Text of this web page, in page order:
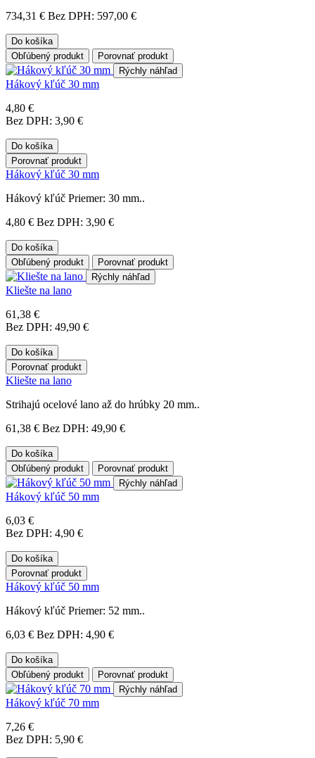
734,31 € Bez DPH: 597,00 €
Do košíka
Obľúbený produkt
Porovnať produkt
Rýchly náhľad
Hákový kľúč 30 mm
4,80 €
Bez DPH: 3,90 €
Do košíka
Porovnať produkt
Hákový kľúč 30 mm
Hákový kľúč Priemer: 30 mm..
4,80 € Bez DPH: 3,90 €
Do košíka
Obľúbený produkt
Porovnať produkt
Rýchly náhľad
Kliešte na lano
61,38 €
Bez DPH: 49,90 €
Do košíka
Porovnať produkt
Kliešte na lano
Strihajú ocelové lano až do hrúbky 20 mm..
61,38 € Bez DPH: 49,90 €
Do košíka
Obľúbený produkt
Porovnať produkt
Rýchly náhľad
Hákový kľúč 50 mm
6,03 €
Bez DPH: 4,90 €
Do košíka
Porovnať produkt
Hákový kľúč 50 mm
Hákový kľúč Priemer: 52 mm..
6,03 € Bez DPH: 4,90 €
Do košíka
Obľúbený produkt
Porovnať produkt
Rýchly náhľad
Hákový kľúč 70 mm
7,26 €
Bez DPH: 5,90 €